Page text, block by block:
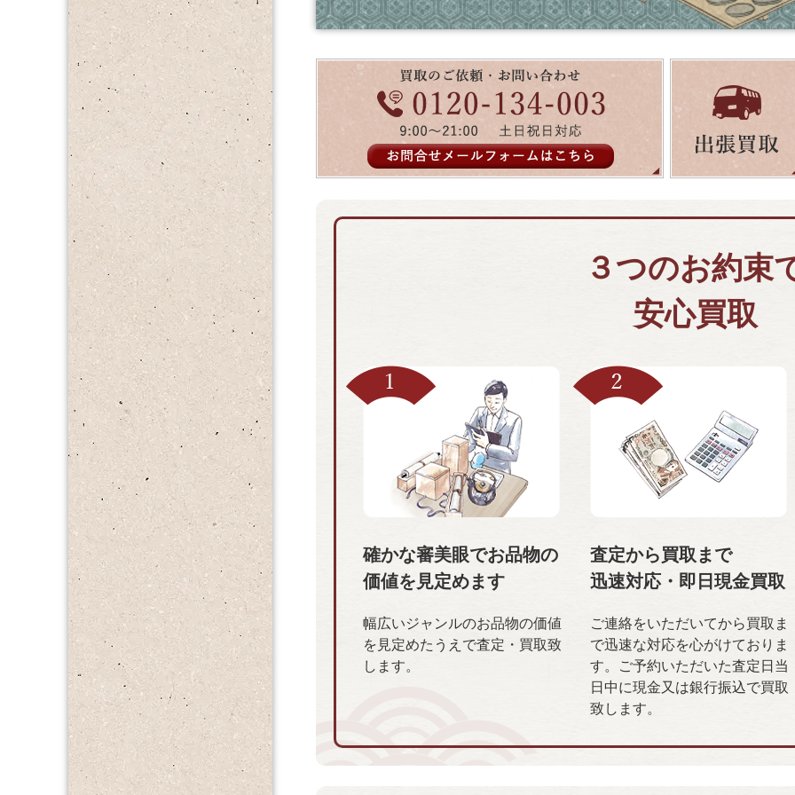
３つのお約束
安心買取
確かな審美眼でお品物の
価値を 見定めます
幅広いジャンルのお品物の価値
を見定めたうえで査定・買取致
します。
査定から買取まで
迅速対応・ 即日現金買取
ご連絡をいただいてから買取ま
で迅速な対応を心がけておりま
す。ご予約いただいた査定日当
日中に現金又は銀行振込で買取
致します。